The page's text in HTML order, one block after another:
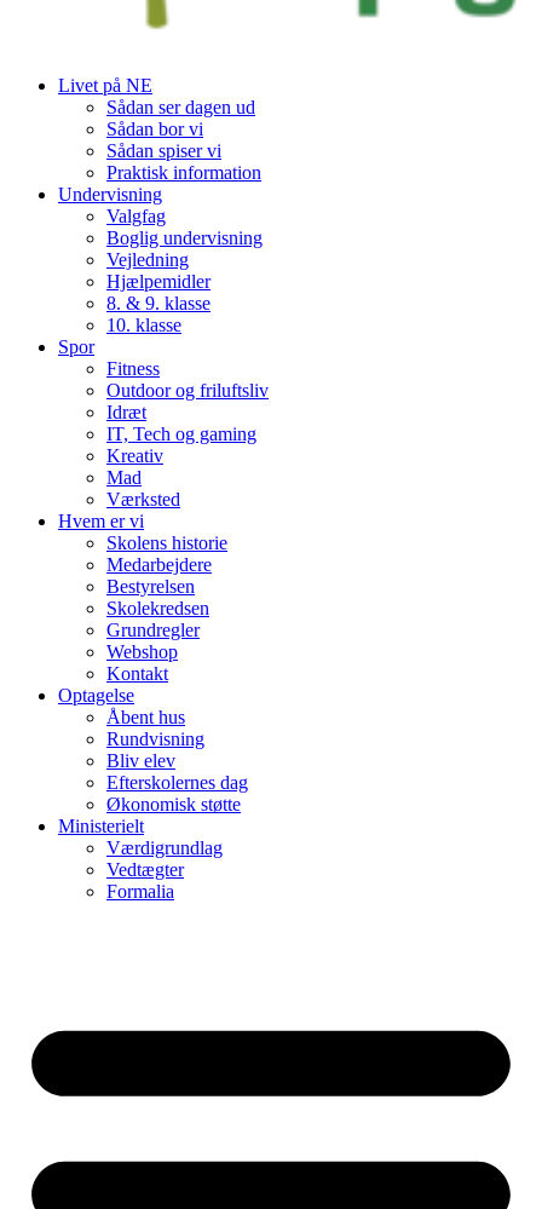
Livet på NE
Sådan ser dagen ud
Sådan bor vi
Sådan spiser vi
Praktisk information
Undervisning
Valgfag
Boglig undervisning
Vejledning
Hjælpemidler
8. & 9. klasse
10. klasse
Spor
Fitness
Outdoor og friluftsliv
Idræt
IT, Tech og gaming
Kreativ
Mad
Værksted
Hvem er vi
Skolens historie
Medarbejdere
Bestyrelsen
Skolekredsen
Grundregler
Webshop
Kontakt
Optagelse
Åbent hus
Rundvisning
Bliv elev
Efterskolernes dag
Økonomisk støtte
Ministerielt
Værdigrundlag
Vedtægter
Formalia